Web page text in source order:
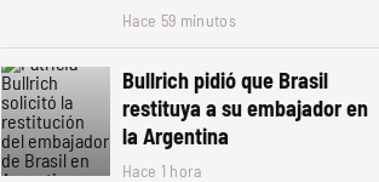
Hace 59 minutos
Bullrich pidió que Brasil
restituya a su embajador en
la Argentina
Hace 1 hora